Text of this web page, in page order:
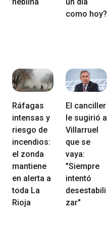
neblina
un día
como hoy?
Ráfagas
intensas y
riesgo de
incendios:
el zonda
mantiene
en alerta a
toda La
Rioja
El canciller
le sugirió a
Villarruel
que se
vaya:
"Siempre
intentó
desestabili
zar"